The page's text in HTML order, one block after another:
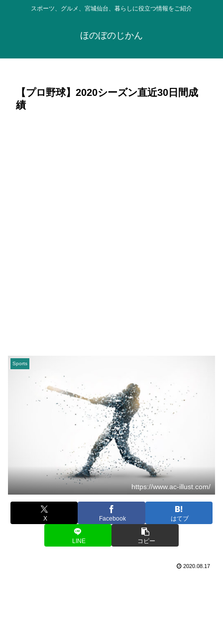
スポーツ、グルメ、宮城仙台、暮らしに役立つ情報をご紹介
ほのぼのじかん
【プロ野球】2020シーズン直近30日間成
績
Sports
https://www.ac-illust.com/
X Facebook はてブ
LINE コピー
2020.08.17